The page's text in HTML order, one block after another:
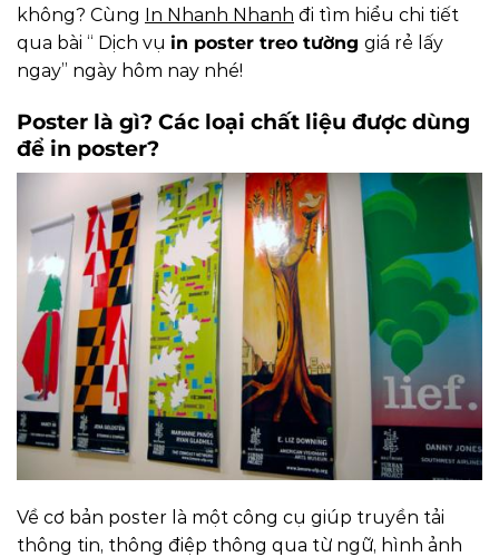
không? Cùng In Nhanh Nhanh đi tìm hiểu chi tiết
qua bài “ Dịch vụ in poster treo tường giá rẻ lấy
ngay” ngày hôm nay nhé!
Poster là gì? Các loại chất liệu được dùng
để in poster?
Về cơ bản poster là một công cụ giúp truyền tải
thông tin, thông điệp thông qua từ ngữ, hình ảnh